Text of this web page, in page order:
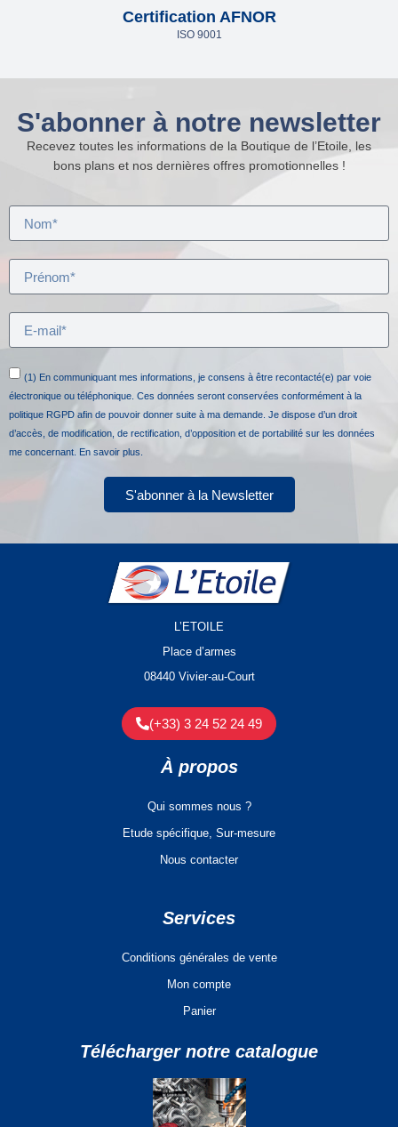
Certification AFNOR
ISO 9001
S'abonner à notre newsletter
Recevez toutes les informations de la Boutique de l’Etoile, les
bons plans et nos dernières offres promotionnelles !
(1) En communiquant mes informations, je consens à être recontacté(e) par voie
électronique ou téléphonique. Ces données seront conservées conformément à la
politique RGPD afin de pouvoir donner suite à ma demande. Je dispose d’un droit
d’accès, de modification, de rectification, d’opposition et de portabilité sur les données
me concernant. En savoir plus.
S'abonner à la Newsletter
L’ETOILE
Place d’armes
08440 Vivier-au-Court
(+33) 3 24 52 24 49
À propos
Qui sommes nous ?
Etude spécifique, Sur-mesure
Nous contacter
Services
Conditions générales de vente
Mon compte
Panier
Télécharger notre catalogue